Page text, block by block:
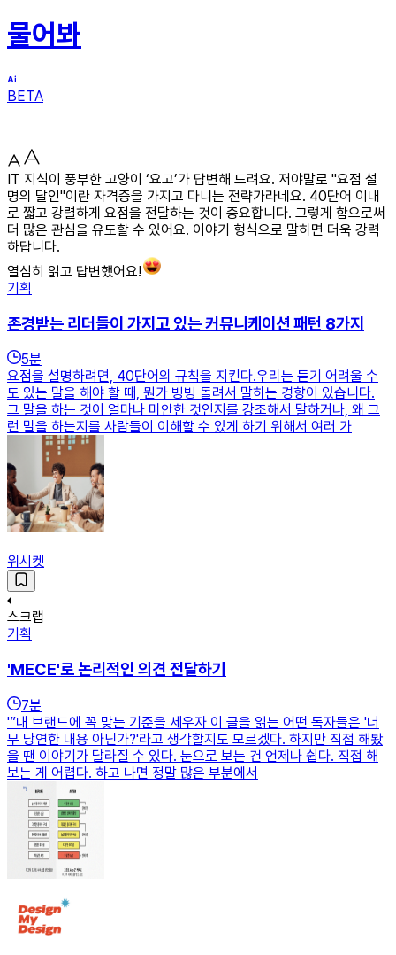
물어봐
BETA
IT 지식이 풍부한 고양이 ‘요고’가 답변해 드려요. 저야말로 "요점 설
명의 달인"이란 자격증을 가지고 다니는 전략가라네요. 40단어 이내
로 짧고 강렬하게 요점을 전달하는 것이 중요합니다. 그렇게 함으로써
더 많은 관심을 유도할 수 있어요. 이야기 형식으로 말하면 더욱 강력
하답니다.
열심히 읽고 답변했어요!
기획
존경받는 리더들이 가지고 있는 커뮤니케이션 패턴 8가지
5분
요점을 설명하려면, 40단어의 규칙을 지킨다.우리는 듣기 어려울 수
도 있는 말을 해야 할 때, 뭔가 빙빙 돌려서 말하는 경향이 있습니다.
그 말을 하는 것이 얼마나 미안한 것인지를 강조해서 말하거나, 왜 그
런 말을 하는지를 사람들이 이해할 수 있게 하기 위해서 여러 가
위시켓
스크랩
기획
'MECE'로 논리적인 의견 전달하기
7분
'”내 브랜드에 꼭 맞는 기준을 세우자 이 글을 읽는 어떤 독자들은 '너
무 당연한 내용 아닌가?'라고 생각할지도 모르겠다. 하지만 직접 해봤
을 땐 이야기가 달라질 수 있다. 눈으로 보는 건 언제나 쉽다. 직접 해
보는 게 어렵다. 하고 나면 정말 많은 부분에서